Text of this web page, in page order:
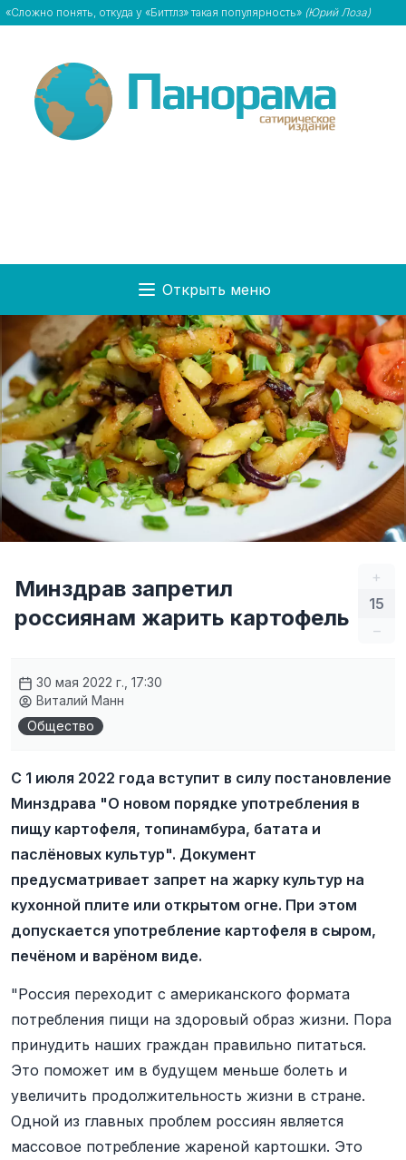
«Сложно понять, откуда у «Биттлз» такая популярность» (Юрий Лоза)
Открыть меню
+
15
–
Минздрав запретил
россиянам жарить картофель
30 мая 2022 г., 17:30
Виталий Манн
Общество
С 1 июля 2022 года вступит в силу постановление
Минздрава "О новом порядке употребления в
пищу картофеля, топинамбура, батата и
паслёновых культур". Документ
предусматривает запрет на жарку культур на
кухонной плите или открытом огне. При этом
допускается употребление картофеля в сыром,
печёном и варёном виде.
"Россия переходит с американского формата
потребления пищи на здоровый образ жизни. Пора
принудить наших граждан правильно питаться.
Это поможет им в будущем меньше болеть и
увеличить продолжительность жизни в стране.
Одной из главных проблем россиян является
массовое потребление жареной картошки. Это